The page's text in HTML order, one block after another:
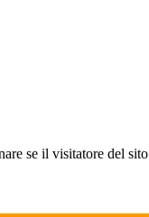
se il visitatore del